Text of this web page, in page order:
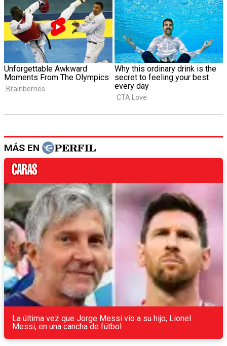
MÁS EN
La última vez que Jorge Messi vio a su hijo, Lionel
Messi, en una cancha de fútbol